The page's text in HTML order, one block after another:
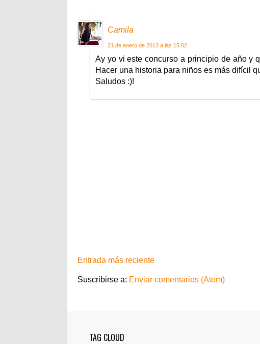
Camila
21 de enero de 2013 a las 15:02
Ay yo vi este concurso a principio de año y
Hacer una historia para niños es más difícil
Saludos :)!
Entrada más reciente
Suscribirse a: Enviar comentarios (Atom)
TAG CLOUD